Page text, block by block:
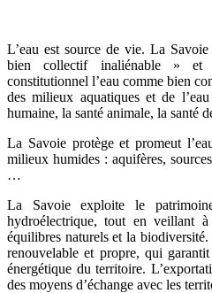
L’eau est source de vie. La
bien collectif inaliénable » et
constitutionnel l’eau comme bien
des milieux aquatiques et de
humaine, la santé animale, la santé
La Savoie protège et promeut
milieux humides : aquifères,
…
La Savoie exploite le
hydroélectrique, tout en veillant
équilibres naturels et la
renouvelable et propre, qui
énergétique du territoire.
des moyens d’échange avec les